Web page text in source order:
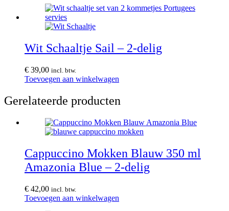
Wit Schaaltje Sail – 2-delig
€ 39,00 incl. btw.
Toevoegen aan winkelwagen
Gerelateerde producten
Cappuccino Mokken Blauw 350 ml
Amazonia Blue – 2-delig
€ 42,00 incl. btw.
Toevoegen aan winkelwagen